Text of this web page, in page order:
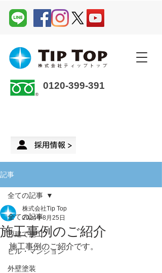
0120-399-391
記事
全ての記事
戸建て施工
ビル・マンション
外壁塗装
全ての記事
施工事例のご紹介
株式会社Tip Top
2024年8月25日
施工事例のご紹介です。